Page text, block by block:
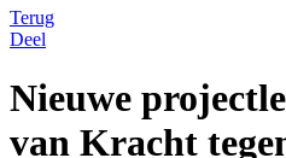
Terug
Deel
Nieuwe
van Kracht